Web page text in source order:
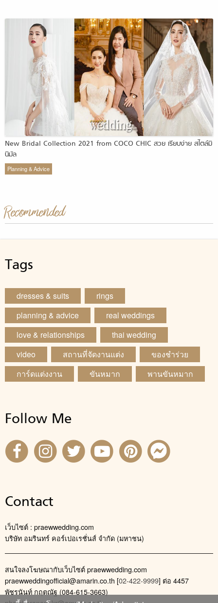
New Bridal Collection 2021 from COCO CHIC สวย เรียบง่าย สไตล์มิ
นิมัล
Planning & Advice
Recommended
Tags
dresses & suits
rings
planning & advice
real weddings
love & relationships
thai wedding
video
สถานที่จัดงานแต่ง
ของชำร่วย
การ์ดแต่งงาน
ขันหมาก พานขันหมาก
Follow Me
Contact
เว็บไซต์ : praewwedding.com
บริษัท อมรินทร์ คอร์เปอเรชั่นส์ จำกัด (มหาชน)
สนใจลงโฆษณากับเว็บไซต์ praewwedding.com
praewweddingofficial@amarin.co.th [02-422-9999] ต่อ 4457
พัชรนันท์ กฤตณัฐ (084-615-3663)